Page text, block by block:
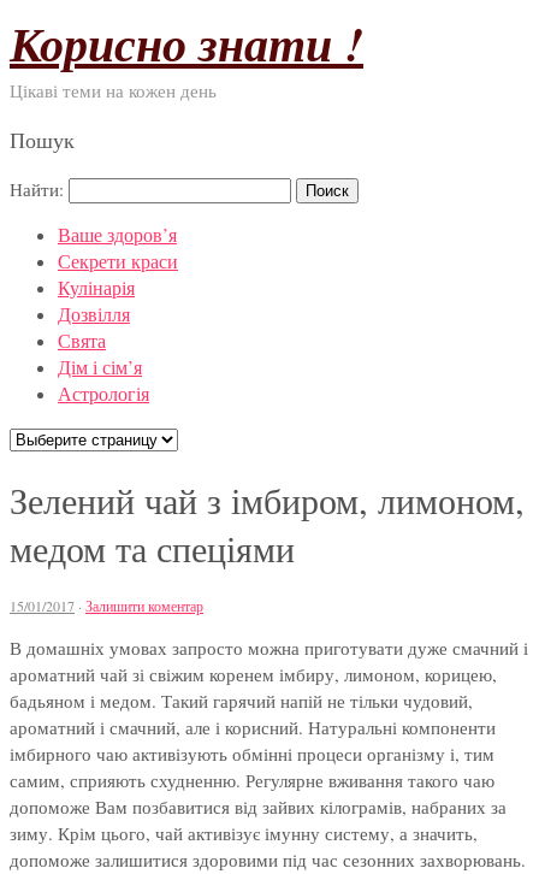
Корисно знати !
Цікаві теми на кожен день
Пошук
Найти:
Ваше здоров’я
Секрети краси
Кулінарія
Дозвілля
Свята
Дім і сім’я
Астрологія
Зелений чай з імбиром, лимоном,
медом та спеціями
15/01/2017 · Залишити коментар
В домашніх умовах запросто можна приготувати дуже смачний і
ароматний чай зі свіжим коренем імбиру, лимоном, корицею,
бадьяном і медом. Такий гарячий напій не тільки чудовий,
ароматний і смачний, але і корисний. Натуральні компоненти
імбирного чаю активізують обмінні процеси організму і, тим
самим, сприяють схудненню. Регулярне вживання такого чаю
допоможе Вам позбавитися від зайвих кілограмів, набраних за
зиму. Крім цього, чай активізує імунну систему, а значить,
допоможе залишитися здоровими під час сезонних захворювань.